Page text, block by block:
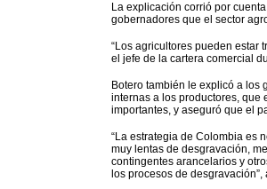
La explicación corrió por
gobernadores que el sector
“Los agricultores pueden estar
el jefe de la cartera comercial
Botero también le explicó a los
internas a los productores, que
importantes, y aseguró que el
“La estrategia de Colombia es
muy lentas de desgravación,
contingentes arancelarios y
los procesos de